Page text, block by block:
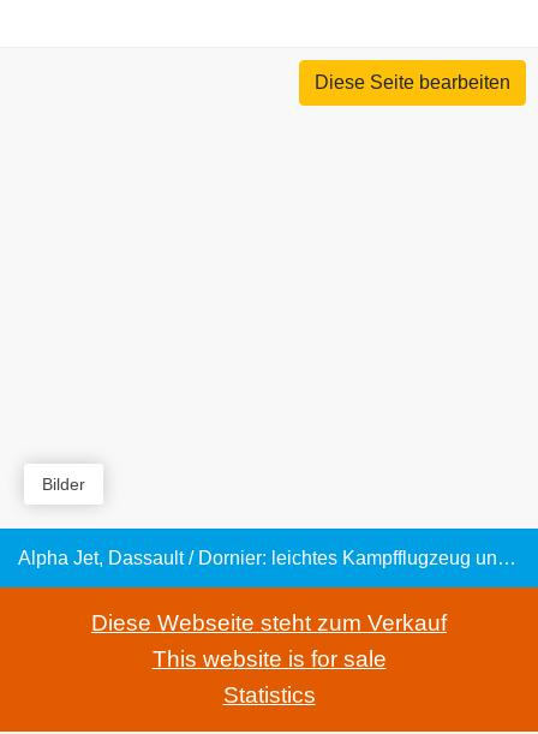
Diese Seite bearbeiten
Bilder
Alpha Jet, Dassault / Dornier: leichtes Kampfflugzeug und Schulflugzeug der BRD
Diese Webseite steht zum Verkauf
This website is for sale
Statistics